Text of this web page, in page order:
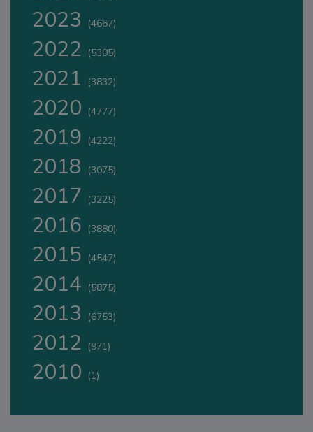
2023 (4667)
2022 (5305)
2021 (3832)
2020 (4777)
2019 (4222)
2018 (3075)
2017 (3225)
2016 (3880)
2015 (4547)
2014 (5875)
2013 (6753)
2012 (971)
2010 (1)